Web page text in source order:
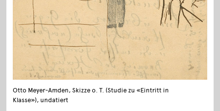
Otto Meyer-Amden, Skizze o. T. (Studie zu «Eintritt in
Klasse»), undatiert